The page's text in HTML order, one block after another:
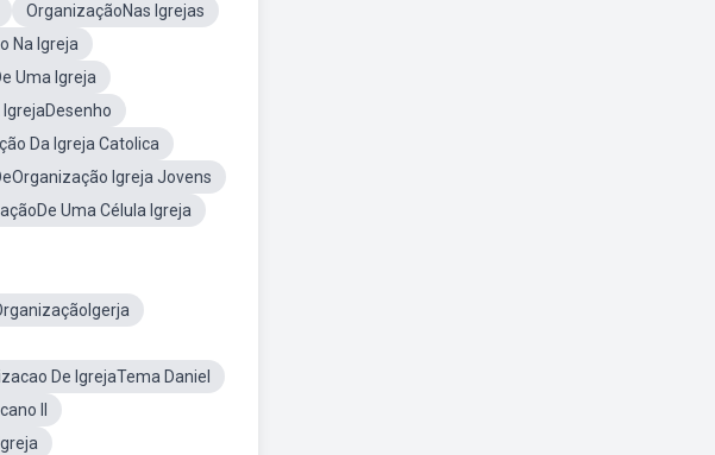
OrganizaçãoNas Igrejas
Na Igreja
Uma Igreja
Da Igreja Catolica
Igreja Jovens
Uma Célula Igreja
De IgrejaTema Daniel
II